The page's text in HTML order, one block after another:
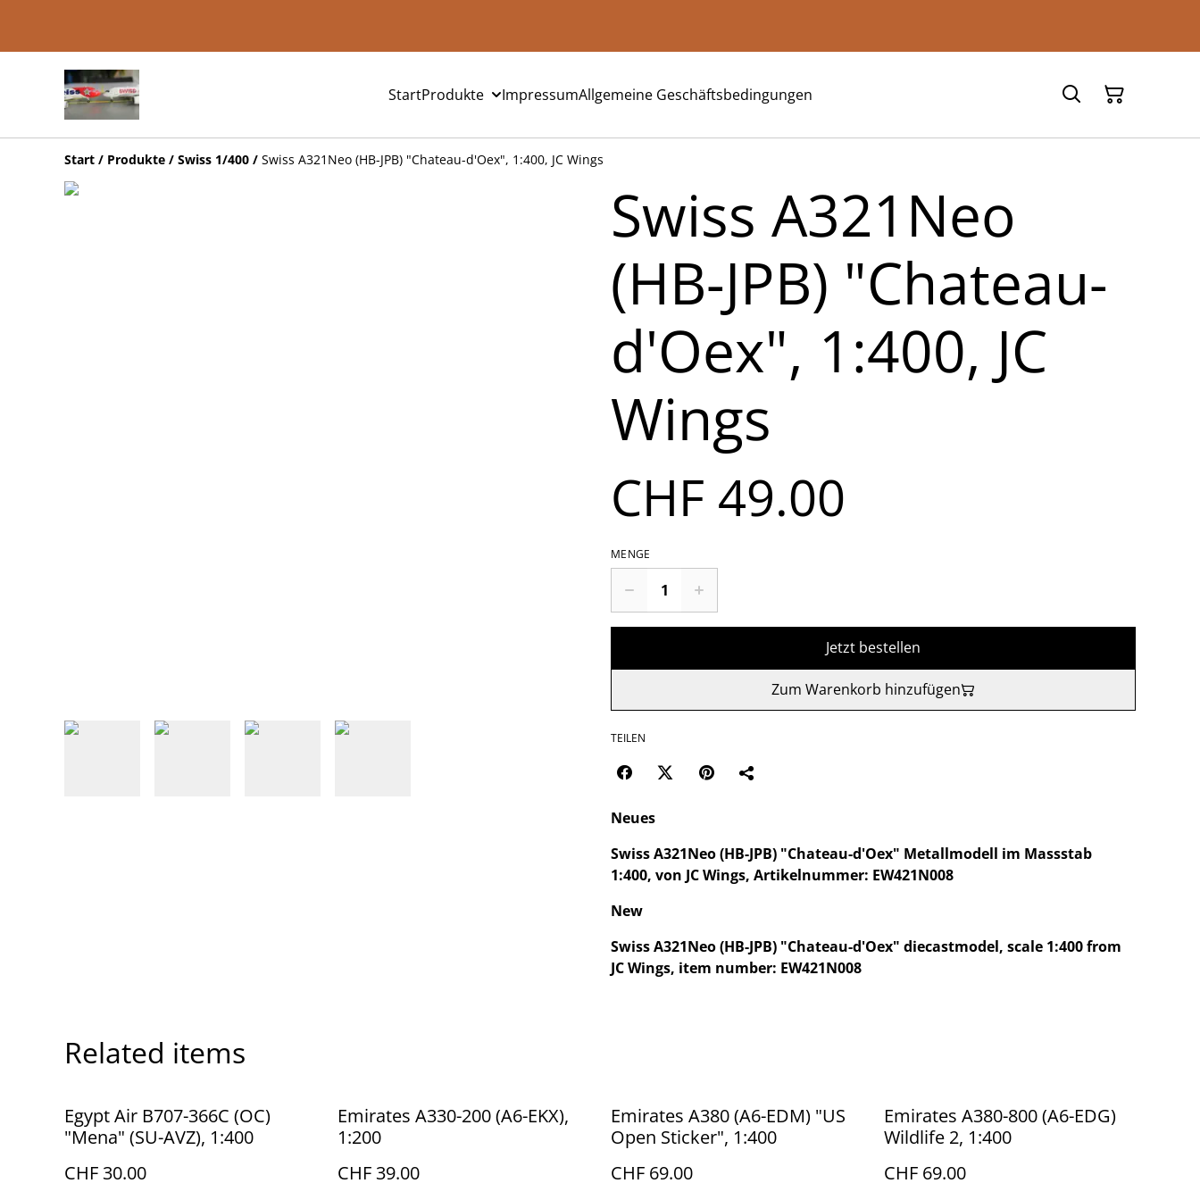
StartProdukte ImpressumAllgemeine Geschäftsbedingungen
Start / Produkte / Swiss 1/400 / Swiss A321Neo (HB-JPB) "Chateau-d'Oex", 1:400, JC Wings
Swiss A321Neo
(HB-JPB) "Chateau-
d'Oex", 1:400, JC
Wings
CHF 49.00
MENGE
Jetzt bestellen
Zum Warenkorb hinzufügen
TEILEN
Neues
Swiss A321Neo (HB-JPB) "Chateau-d'Oex" Metallmodell im Massstab
1:400, von JC Wings, Artikelnummer: EW421N008
New
Swiss A321Neo (HB-JPB) "Chateau-d'Oex" diecastmodel, scale 1:400 from
JC Wings, item number: EW421N008
Related items
Egypt Air B707-366C (OC)
"Mena" (SU-AVZ), 1:400
CHF 30.00
Emirates A330-200 (A6-EKX),
1:200
CHF 39.00
Emirates A380 (A6-EDM) "US
Open Sticker", 1:400
CHF 69.00
Emirates A380-800 (A6-EDG)
Wildlife 2, 1:400
CHF 69.00